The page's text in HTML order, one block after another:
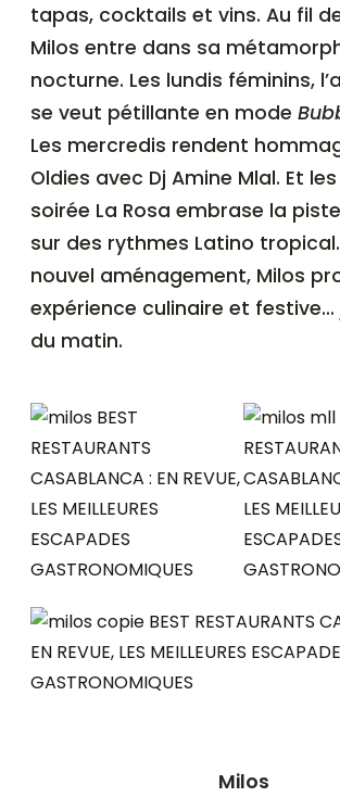
tapas, cocktails et vins. Au fil
Milos entre dans sa
nocturne. Les lundis féminins,
se veut pétillante en mode
Les mercredis rendent
Oldies avec Dj Amine Mlal. Et
soirée La Rosa embrase la
sur des rythmes Latino
nouvel aménagement, Milos
expérience culinaire et festive…
du matin.
Milos